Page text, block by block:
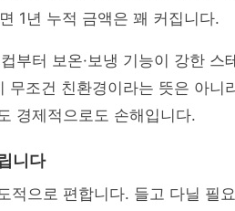
1년 누적 금액은 꽤 커집니다.
부터 보온·보냉 기능이 강한 스
무조건 친환경이라는 뜻은 아니
경제적으로도 손해입니다.
니다
적으로 편합니다. 들고 다닐 필